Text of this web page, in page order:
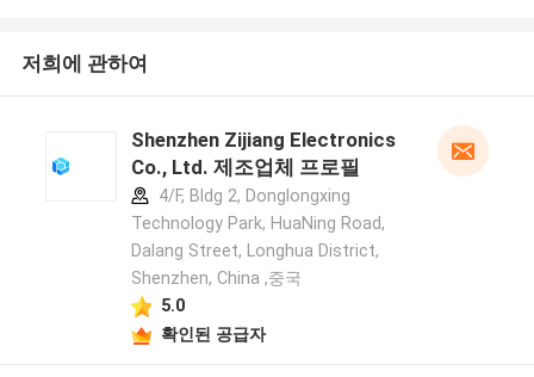
저희에 관하여
Shenzhen Zijiang Electronics
Co., Ltd. 제조업체 프로필
4/F, Bldg 2, Donglongxing
Technology Park, HuaNing Road,
Dalang Street, Longhua District,
Shenzhen, China ,중국
5.0
확인된 공급자